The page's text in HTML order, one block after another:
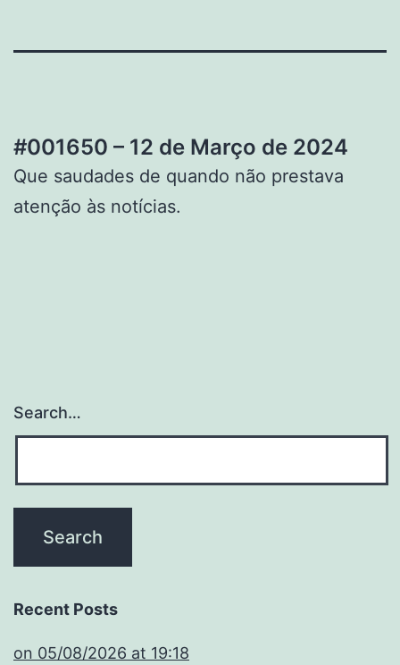
#001650 – 12 de Março de 2024
Que saudades de quando não prestava
atenção às notícias.
Search…
Recent Posts
​on 05/08/2026 at 19:18